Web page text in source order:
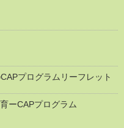
プログラムリーフレット
ーCAPプログラム